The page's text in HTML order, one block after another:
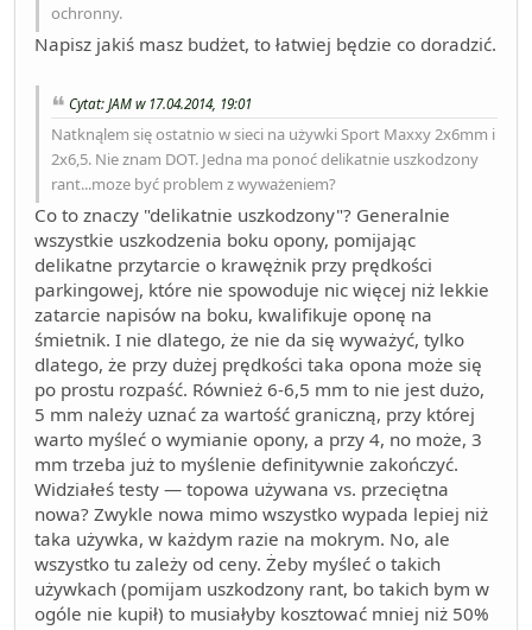
ochronny.
Napisz jakiś masz budżet, to łatwiej będzie co doradzić.
Cytat: JAM w 17.04.2014, 19:01
Natknąlem się ostatnio w sieci na używki Sport Maxxy 2x6mm i
2x6,5. Nie znam DOT. Jedna ma ponoć delikatnie uszkodzony
rant...moze być problem z wyważeniem?
Co to znaczy "delikatnie uszkodzony"? Generalnie
wszystkie uszkodzenia boku opony, pomijając
delikatne przytarcie o krawężnik przy prędkości
parkingowej, które nie spowoduje nic więcej niż lekkie
zatarcie napisów na boku, kwalifikuje oponę na
śmietnik. I nie dlatego, że nie da się wyważyć, tylko
dlatego, że przy dużej prędkości taka opona może się
po prostu rozpaść. Również 6-6,5 mm to nie jest dużo,
5 mm należy uznać za wartość graniczną, przy której
warto myśleć o wymianie opony, a przy 4, no może, 3
mm trzeba już to myślenie definitywnie zakończyć.
Widziałeś testy — topowa używana vs. przeciętna
nowa? Zwykle nowa mimo wszystko wypada lepiej niż
taka używka, w każdym razie na mokrym. No, ale
wszystko tu zależy od ceny. Żeby myśleć o takich
używkach (pomijam uszkodzony rant, bo takich bym w
ogóle nie kupił) to musiałyby kosztować mniej niż 50%